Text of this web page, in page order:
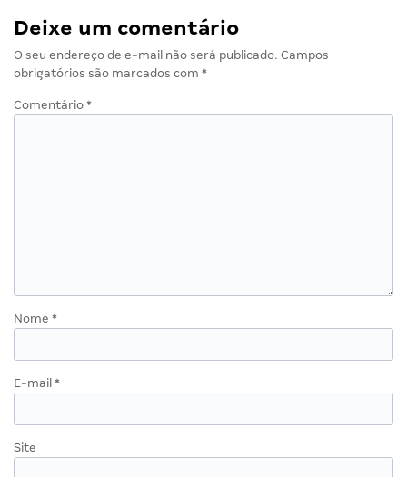
Deixe um comentário
O seu endereço de e-mail não será publicado. Campos
obrigatórios são marcados com *
Comentário *
Nome *
E-mail *
Site